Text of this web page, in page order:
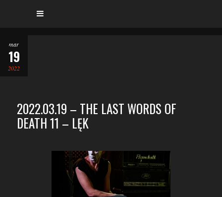
mar
19
2022
2022.03.19 – THE LAST WORDS OF
DEATH 11 – LĘK